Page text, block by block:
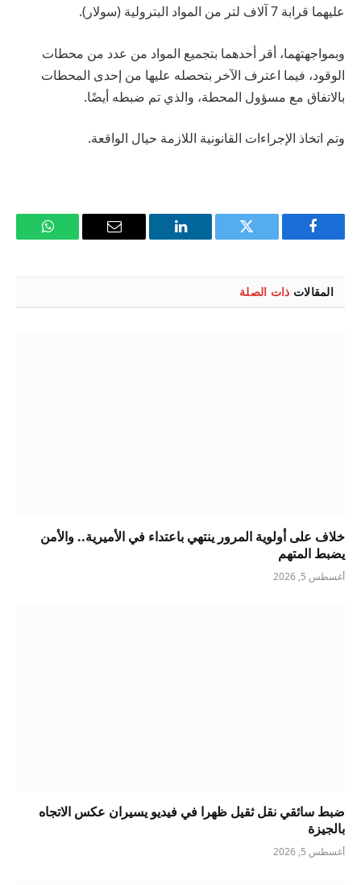
عليهما قرابة 7 آلاف لتر من المواد البترولية (سولار).
وبمواجهتهما، أقر أحدهما بتجميع المواد من عدد من محطات
الوقود، فيما اعترف الآخر بتحصله عليها من إحدى المحطات
بالاتفاق مع مسؤول المحطة، والذي تم ضبطه أيضًا.
وتم اتخاذ الإجراءات القانونية اللازمة حيال الواقعة.
فيسبوك تويتر لينكدإن
البريد
واتساب
المقالات ذات الصلة
خلاف على أولوية المرور ينتهي باعتداء في الأميرية.. والأمن
يضبط المتهم
أغسطس 5, 2026
ضبط سائقي نقل ثقيل ظهرا في فيديو يسيران عكس الاتجاه
بالجيزة
أغسطس 5, 2026